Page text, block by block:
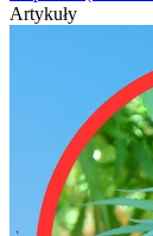
Artykuły